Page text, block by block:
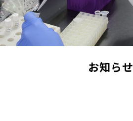
お知らせ